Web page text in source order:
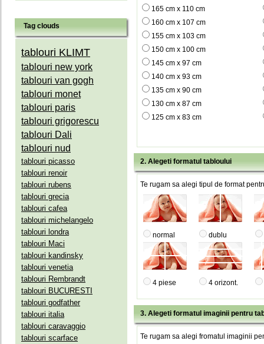
Tag clouds
tablouri KLIMT
tablouri new york
tablouri van gogh
tablouri monet
tablouri paris
tablouri grigorescu
tablouri Dali
tablouri nud
tablouri picasso
tablouri renoir
tablouri rubens
tablouri grecia
tablouri cafea
tablouri michelangelo
tablouri londra
tablouri Maci
tablouri kandinsky
tablouri venetia
tablouri Rembrandt
tablouri BUCURESTI
tablouri godfather
tablouri italia
tablouri caravaggio
tablouri scarface
165 cm x 110 cm
160 cm x 107 cm
155 cm x 103 cm
150 cm x 100 cm
145 cm x 97 cm
140 cm x 93 cm
135 cm x 90 cm
130 cm x 87 cm
125 cm x 83 cm
2. Alegeti formatul tabloului
Te rugam sa alegi tipul de format
normal dublu
4 piese 4 orizont.
3. Alegeti formatul imaginii pentru
Te rugam sa alegi fromatul imaginii